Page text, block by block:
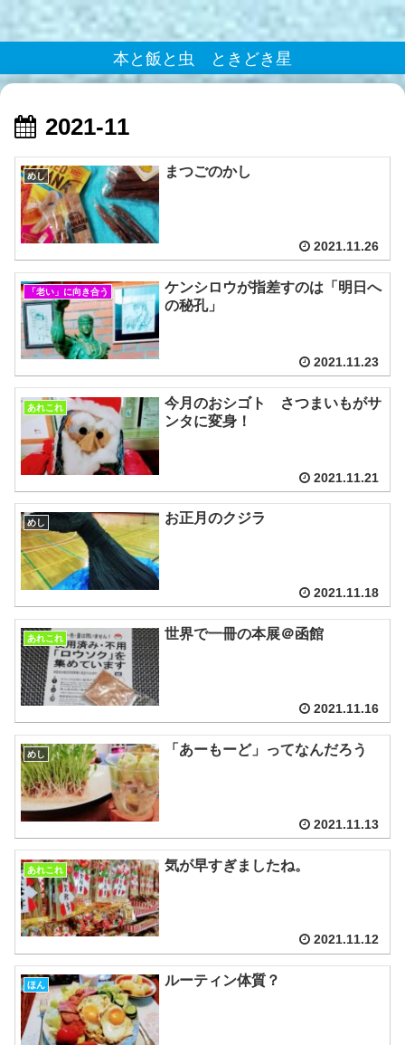
本と飯と虫 ときどき星
2021-11
めし まつごのかし
2021.11.26
「老い」に向き合う
ケンシロウが指差すのは「明日へ
の秘孔」
2021.11.23
あれこれ
今月のおシゴト さつまいもがサ
ンタに変身！
2021.11.21
めし お正月のクジラ
2021.11.18
あれこれ 世界で一冊の本展＠函館
2021.11.16
めし 「あーもーど」ってなんだろう
2021.11.13
あれこれ 気が早すぎましたね。
2021.11.12
ほん ルーティン体質？